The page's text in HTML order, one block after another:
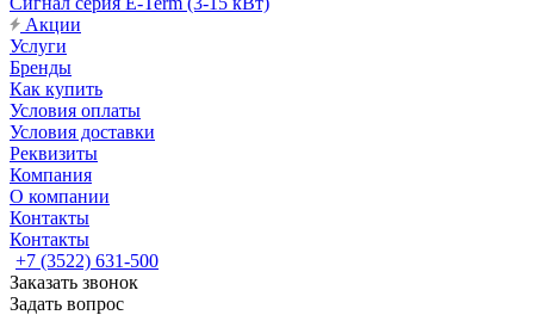
Акции
Услуги
Бренды
Как купить
Условия оплаты
Условия доставки
Реквизиты
Компания
О компании
Контакты
Контакты
+7 (3522) 631-500
Заказать звонок
Задать вопрос